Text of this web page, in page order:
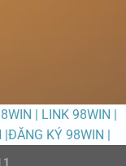
| LINK 98WIN |
|ĐĂNG KÝ 98WIN |
1